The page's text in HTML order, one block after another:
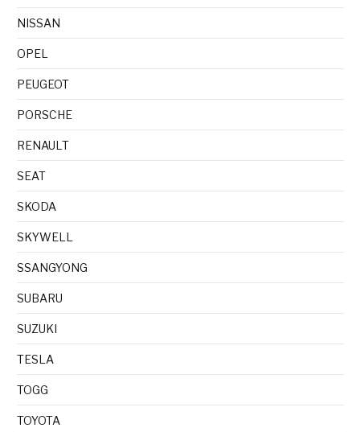
NISSAN
OPEL
PEUGEOT
PORSCHE
RENAULT
SEAT
SKODA
SKYWELL
SSANGYONG
SUBARU
SUZUKI
TESLA
TOGG
TOYOTA